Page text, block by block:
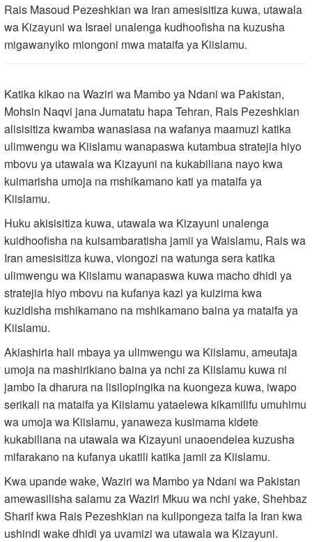
Rais Masoud Pezeshkian wa Iran amesisitiza kuwa, utawala
wa Kizayuni wa Israel unalenga kudhoofisha na kuzusha
migawanyiko miongoni mwa mataifa ya Kiislamu.
Katika kikao na Waziri wa Mambo ya Ndani wa Pakistan,
Mohsin Naqvi jana Jumatatu hapa Tehran, Rais Pezeshkian
alisisitiza kwamba wanasiasa na wafanya maamuzi katika
ulimwengu wa Kiislamu wanapaswa kutambua stratejia hiyo
mbovu ya utawala wa Kizayuni na kukabiliana nayo kwa
kuimarisha umoja na mshikamano kati ya mataifa ya
Kiislamu.
Huku akisisitiza kuwa, utawala wa Kizayuni unalenga
kuidhoofisha na kuisambaratisha jamii ya Waislamu, Rais wa
Iran amesisitiza kuwa, viongozi na watunga sera katika
ulimwengu wa Kiislamu wanapaswa kuwa macho dhidi ya
stratejia hiyo mbovu na kufanya kazi ya kuizima kwa
kuzidisha mshikamano na mshikamano baina ya mataifa ya
Kiislamu.
Akiashiria hali mbaya ya ulimwengu wa Kiislamu, ameutaja
umoja na mashirikiano baina ya nchi za Kiislamu kuwa ni
jambo la dharura na lisilopingika na kuongeza kuwa, iwapo
serikali na mataifa ya Kiislamu yataelewa kikamilifu umuhimu
wa umoja wa Kiislamu, yanaweza kusimama kidete
kukabiliana na utawala wa Kizayuni unaoendelea kuzusha
mifarakano na kufanya ukatili katika jamii za Kiislamu.
Kwa upande wake, Waziri wa Mambo ya Ndani wa Pakistan
amewasilisha salamu za Waziri Mkuu wa nchi yake, Shehbaz
Sharif kwa Rais Pezeshkian na kulipongeza taifa la Iran kwa
ushindi wake dhidi ya uvamizi wa utawala wa Kizayuni.